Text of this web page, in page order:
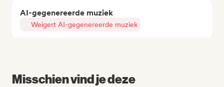
AI-gegenereerde muziek
Weigert AI-gegenereerde muziek
Misschien vind je deze